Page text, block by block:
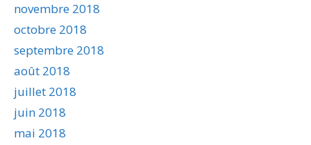
novembre 2018
octobre 2018
septembre 2018
août 2018
juillet 2018
juin 2018
mai 2018